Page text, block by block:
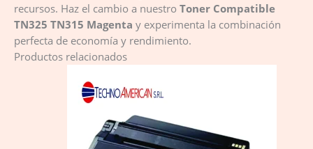
recursos. Haz el cambio a nuestro Toner Compatible
TN325 TN315 Magenta y experimenta la combinación
perfecta de economía y rendimiento.
Productos relacionados